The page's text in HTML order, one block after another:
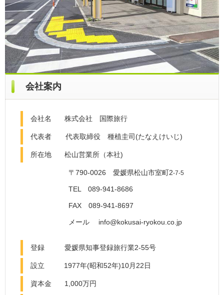
会社案内
会社名 株式会社 国際旅行
代表者 代表取締役 種植圭司(たなえけいじ)
所在地 松山営業所（本社)
〒790-0026 愛媛県松山市室町2-7-5
TEL 089-941-8686
FAX 089-941-8697
メール info@kokusai-ryokou.co.jp
登録 愛媛県知事登録旅行業2-55号
設立 1977年(昭和52年)10月22日
資本金 1,000万円